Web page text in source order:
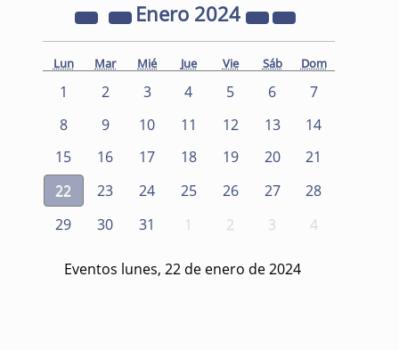
Enero 2024
Lun Mar Mié Jue Vie Sáb Dom
1 2 3 4 5 6
7
8
9 10 11 12 13
14
15
16 17 18 19 20
21
22
23 24 25 26 27
28
29
30 31 1 2 3 4
Eventos lunes, 22 de enero de 2024